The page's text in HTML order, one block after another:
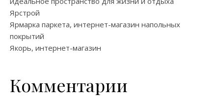
Ярстрой
Ярмарка паркета, интернет-магазин напольных
покрытий
Якорь, интернет-магазин
Комментарии